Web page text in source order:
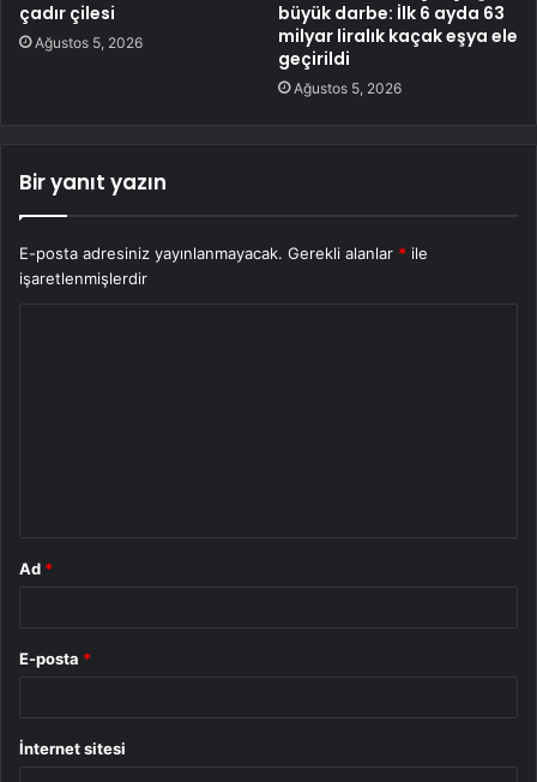
çadır çilesi
Ağustos 5, 2026
büyük darbe: İlk 6 ayda 63
milyar liralık kaçak eşya ele
geçirildi
Ağustos 5, 2026
Bir yanıt yazın
E-posta adresiniz yayınlanmayacak. Gerekli alanlar * ile
işaretlenmişlerdir
Ad *
E-posta *
İnternet sitesi